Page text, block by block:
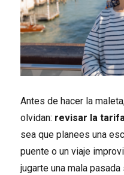
Antes de hacer la
olvidan: revisar la
sea que planees una
puente o un viaje
jugarte una mala